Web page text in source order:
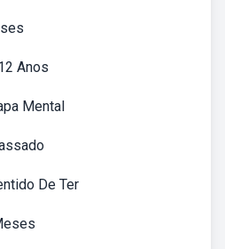
Anos
Mental
De Ter